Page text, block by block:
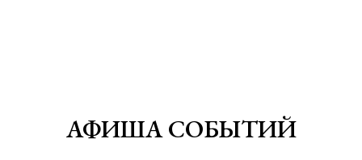
АФИША СОБЫТИЙ